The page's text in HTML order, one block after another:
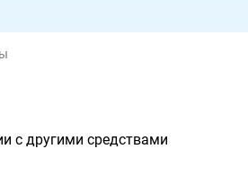
с другими средствами